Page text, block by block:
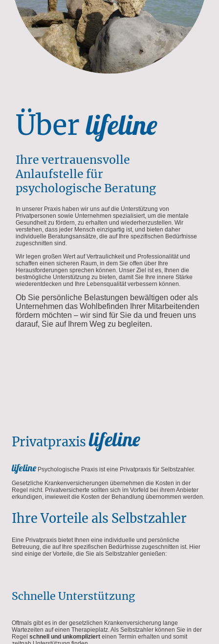
Überlifeline
Ihre vertrauensvolle
Anlaufstelle für
psychologische Beratung
In unserer Praxis haben wir uns auf die Unterstützung von
Privatpersonen sowie Unternehmen spezialisiert, um die mentale
Gesundheit zu fördern, zu erhalten und wiederherzustellen. Wir
verstehen, dass jeder Mensch einzigartig ist, und bieten daher
individuelle Beratungsansätze, die auf Ihre spezifischen Bedürfnisse
zugeschnitten sind.
Wir legen großen Wert auf Vertraulichkeit und Professionalität und
schaffen einen sicheren Raum, in dem Sie offen über Ihre
Herausforderungen sprechen können. Unser Ziel ist es, Ihnen die
bestmögliche Unterstützung zu bieten, damit Sie Ihre innere Stärke
wiederentdecken und Ihre Lebensqualität verbessern können.
Ob Sie persönliche Belastungen bewältigen oder als
Unternehmen das Wohlbefinden Ihrer Mitarbeitenden
fördern möchten – wir sind für Sie da und freuen uns
darauf, Sie auf Ihrem Weg zu begleiten.
Privatpraxislifeline
lifelinePsychologische Praxis ist eine Privatpraxis für Selbstzahler.
Gesetzliche Krankenversicherungen übernehmen die Kosten in der
Regel nicht. Privatversicherte sollten sich im Vorfeld bei ihrem Anbieter
erkundigen, inwieweit die Kosten der Behandlung übernommen werden.
Ihre Vorteile als Selbstzahler
Eine Privatpraxis bietet Ihnen eine individuelle und persönliche
Betreuung, die auf Ihre spezifischen Bedürfnisse zugeschnitten ist. Hier
sind einige der Vorteile, die Sie als Selbstzahler genießen:
Schnelle Unterstützung
Oftmals gibt es in der gesetzlichen Krankenversicherung lange
Wartezeiten auf einen Therapieplatz. Als Selbstzahler können Sie in der
Regel schnell und unkompliziert einen Termin erhalten und somit